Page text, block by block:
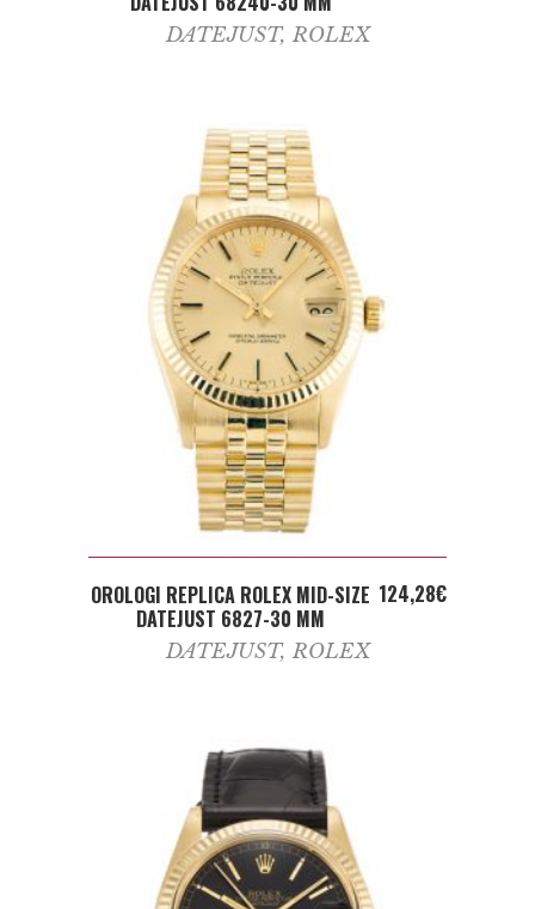
DATEJUST, ROLEX
ADD TO CART
OROLOGI REPLICA ROLEX MID-SIZE
DATEJUST 6827-30 MM
124,28€
DATEJUST, ROLEX